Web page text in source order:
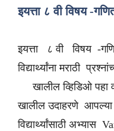
इयत्ता ८ वी विषय -
इयत्ता ८ वी विषय -
विद्यार्थ्यांना मराठी
खालील व्हिडिओ
खालील उदाहरणे आपल्या
विद्यार्थ्यांसाठी